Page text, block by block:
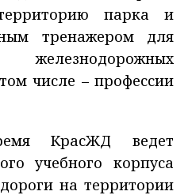
парка и
тренажером для
числе – профессии
КрасЖД ведет
учебного корпуса
на территории